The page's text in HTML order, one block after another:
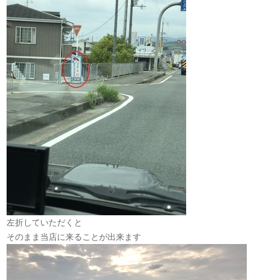
左折していただくと
そのまま当店に来ることが出来ます